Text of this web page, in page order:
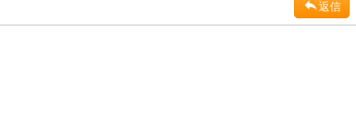
返信